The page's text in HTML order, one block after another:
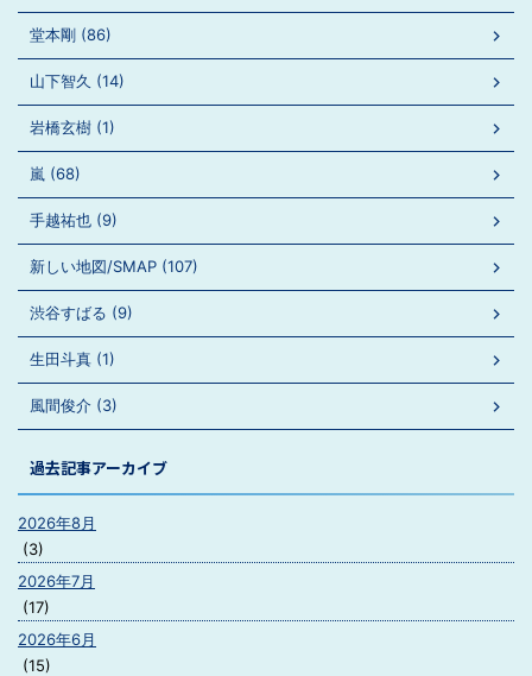
堂本剛 (86)
山下智久 (14)
岩橋玄樹 (1)
嵐 (68)
手越祐也 (9)
新しい地図/SMAP (107)
渋谷すばる (9)
生田斗真 (1)
風間俊介 (3)
過去記事アーカイブ
2026年8月
(3)
2026年7月
(17)
2026年6月
(15)